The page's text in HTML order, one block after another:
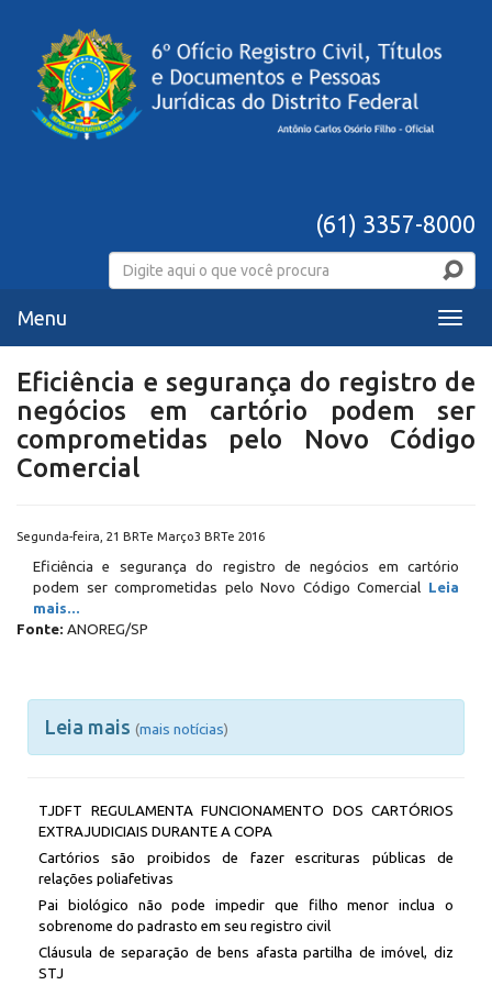
(61) 3357-8000
Menu
Menu
Eficiência e segurança do registro de
negócios em cartório podem ser
comprometidas pelo Novo Código
Comercial
Segunda-feira, 21 BRTe Março3 BRTe 2016
Eficiência e segurança do registro de negócios em cartório
podem ser comprometidas pelo Novo Código Comercial Leia
mais...
Fonte: ANOREG/SP
Leia mais (mais notícias)
TJDFT REGULAMENTA FUNCIONAMENTO DOS CARTÓRIOS
EXTRAJUDICIAIS DURANTE A COPA
Cartórios são proibidos de fazer escrituras públicas de
relações poliafetivas
Pai biológico não pode impedir que filho menor inclua o
sobrenome do padrasto em seu registro civil
Cláusula de separação de bens afasta partilha de imóvel, diz
STJ